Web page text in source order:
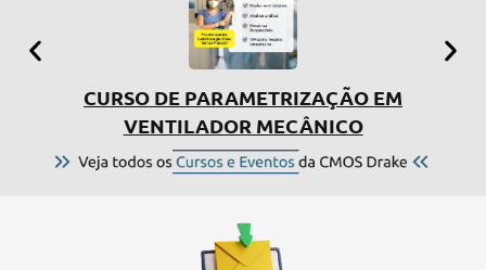
CURSO DE PARAMETRIZAÇÃO EM
VENTILADOR MECÂNICO